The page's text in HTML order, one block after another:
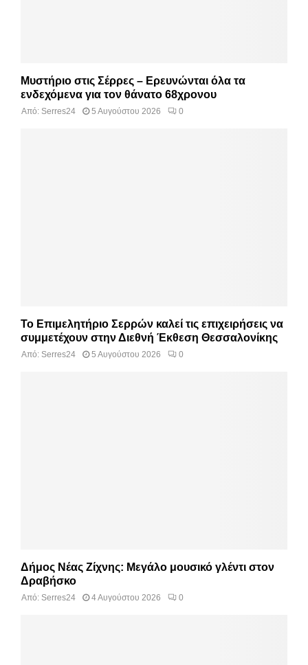
Μυστήριο στις Σέρρες – Ερευνώνται όλα τα
ενδεχόμενα για τον θάνατο 68χρονου
Από: Serres24 5 Αυγούστου 2026 0
Το Επιμελητήριο Σερρών καλεί τις επιχειρήσεις να
συμμετέχουν στην Διεθνή Έκθεση Θεσσαλονίκης
Από: Serres24 5 Αυγούστου 2026 0
Δήμος Νέας Ζίχνης: Μεγάλο μουσικό γλέντι στον
Δραβήσκο
Από: Serres24 4 Αυγούστου 2026 0